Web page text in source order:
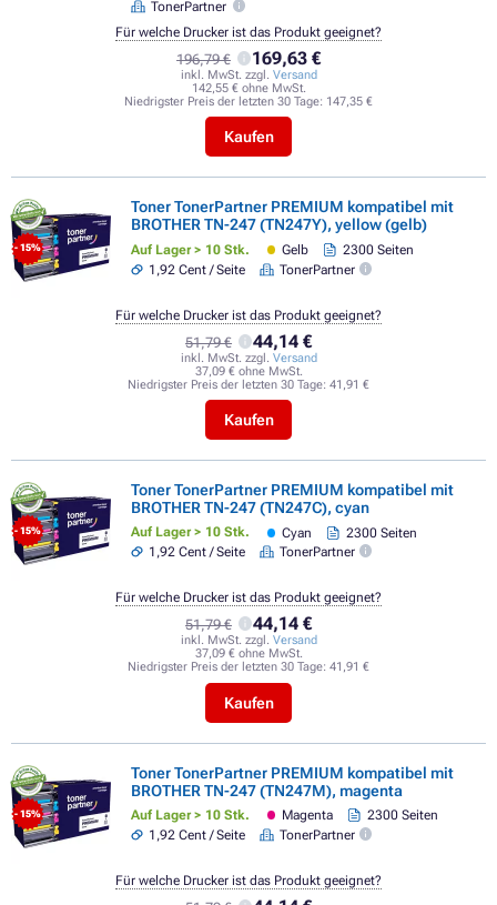
TonerPartner
196,79 € 169,63 €
inkl. MwSt. zzgl. Versand
142,55 € ohne MwSt.
Niedrigster Preis der letzten 30 Tage: 147,35 €
Kaufen
Für welche Drucker ist das Produkt geeignet?
- 15%
Toner TonerPartner PREMIUM kompatibel mit
BROTHER TN-247 (TN247Y), yellow (gelb)
Auf Lager > 10 Stk. Gelb
2300 Seiten
1,92 Cent / Seite
TonerPartner
51,79 € 44,14 €
inkl. MwSt. zzgl. Versand
37,09 € ohne MwSt.
Niedrigster Preis der letzten 30 Tage: 41,91 €
Kaufen
Für welche Drucker ist das Produkt geeignet?
- 15%
Toner TonerPartner PREMIUM kompatibel mit
BROTHER TN-247 (TN247C), cyan
Auf Lager > 10 Stk. Cyan
2300 Seiten
1,92 Cent / Seite
TonerPartner
51,79 € 44,14 €
inkl. MwSt. zzgl. Versand
37,09 € ohne MwSt.
Niedrigster Preis der letzten 30 Tage: 41,91 €
Kaufen
Für welche Drucker ist das Produkt geeignet?
- 15%
Toner TonerPartner PREMIUM kompatibel mit
BROTHER TN-247 (TN247M), magenta
Auf Lager > 10 Stk. Magenta
2300 Seiten
1,92 Cent / Seite
TonerPartner
Für welche Drucker ist das Produkt geeignet?